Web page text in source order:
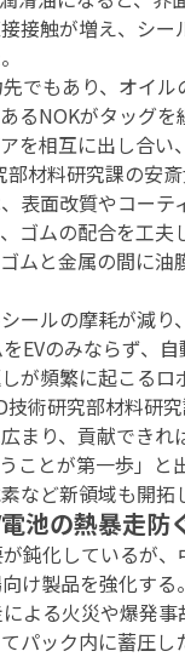
接触が増え、シー
でもあり、オイル
るNOKがタッグ
を相互に出し合い
部材料研究課の安
表面改質やコーテ
ゴムの配合を工夫
ムと金属の間に油
ールの摩耗が減り
EVのみならず、
が頻繁に起こるロ
技術研究部材料研
まり、貢献でき
ことが第一歩」と
など新領域も開拓
池の熱暴走防
鈍化しているが
け製品を強化する
よる火災や爆発
パック内に蓄圧し